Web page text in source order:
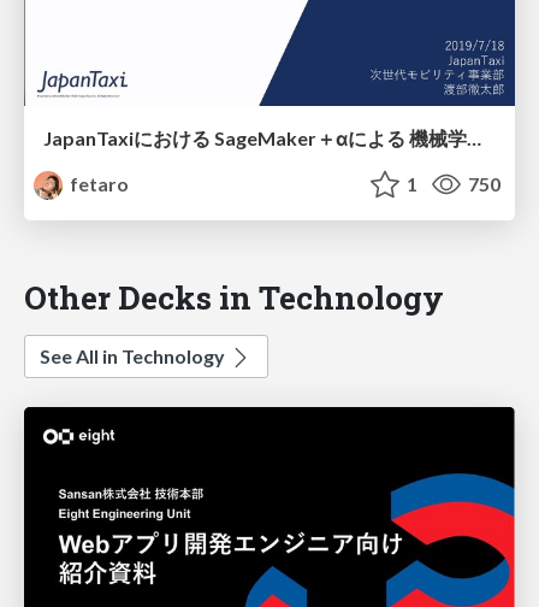
JapanTaxiにおける SageMaker＋αによる 機械学習アプリケーションの本番運⽤
fetaro
1 750
Other Decks in Technology
See All in Technology